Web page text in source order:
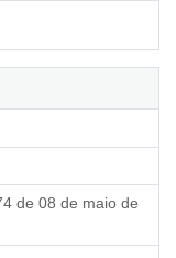
de 08 de maio de